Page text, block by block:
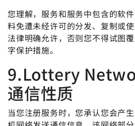
您理解，服务和服务中包含的软
料免遭未经许可的分发、复制或
法律明确允许，否则您不得试图
字保护措施。
9.Lottery
通信性质
当您注册服务时，您承认您会产